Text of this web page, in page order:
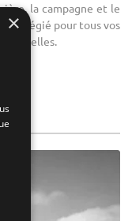
la campagne et le
privilégié pour tous vos
Bruxelles.
×